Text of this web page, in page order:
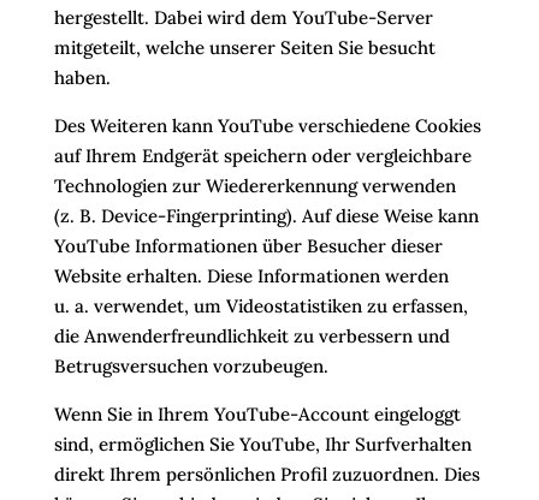
hergestellt. Dabei wird dem YouTube-Server
mitgeteilt, welche unserer Seiten Sie besucht
haben.
Des Weiteren kann YouTube verschiedene Cookies
auf Ihrem Endgerät speichern oder vergleichbare
Technologien zur Wiedererkennung verwenden
(z. B. Device-Fingerprinting). Auf diese Weise kann
YouTube Informationen über Besucher dieser
Website erhalten. Diese Informationen werden
u. a. verwendet, um Videostatistiken zu erfassen,
die Anwenderfreundlichkeit zu verbessern und
Betrugsversuchen vorzubeugen.
Wenn Sie in Ihrem YouTube-Account eingeloggt
sind, ermöglichen Sie YouTube, Ihr Surfverhalten
direkt Ihrem persönlichen Profil zuzuordnen. Dies